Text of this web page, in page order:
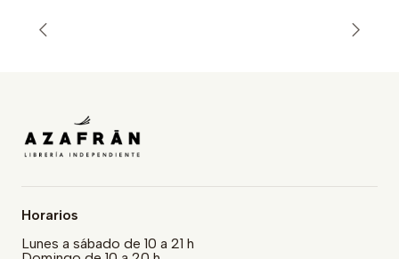
Horarios
Lunes a sábado de 10 a 21 h